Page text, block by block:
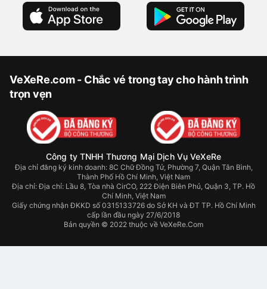
VeXeRe.com - Chắc vé trong tay cho hành trình
trọn vẹn
Công ty TNHH Thương Mại Dịch Vụ VeXeRe
Địa chỉ đăng ký kinh doanh: 8C Chữ Đồng Tử, Phường 7, Quận Tân Bình,
Thành Phố Hồ Chí Minh, Việt Nam
Địa chỉ:Địa chỉ: Lầu 8, Tòa nhà CirCO, 222 Điện Biên Phủ, Quận 3, TP. Hồ
Chí Minh, Việt Nam
Giấy chứng nhận ĐKKD số 0315133726 do Sở KH và ĐT TP. Hồ Chí Minh
cấp lần đầu ngày 27/6/2018
Bản quyền © 2022 thuộc về VeXeRe.Com